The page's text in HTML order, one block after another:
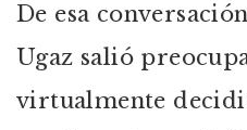
De esa
Ugaz salió
virtualmente